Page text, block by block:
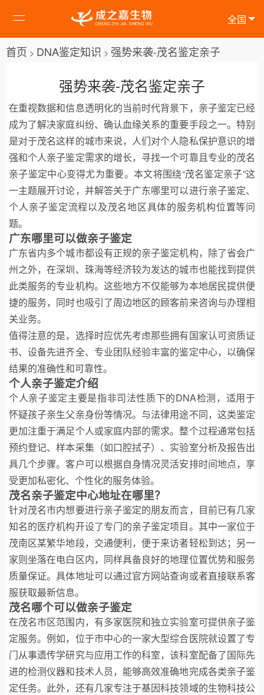
全国
首页 > DNA鉴定知识 > 强势来袭-茂名鉴定亲子
强势来袭-茂名鉴定亲子
在重视数据和信息透明化的当前时代背景下，亲子鉴定已经
成为了解决家庭纠纷、确认血缘关系的重要手段之一。特别
是对于茂名这样的城市来说，人们对个人隐私保护意识的增
强和个人亲子鉴定需求的增长，寻找一个可靠且专业的茂名
亲子鉴定中心变得尤为重要。本文将围绕“茂名鉴定亲子”这
一主题展开讨论，并解答关于广东哪里可以进行亲子鉴定、
个人亲子鉴定流程以及茂名地区具体的服务机构位置等问
题。
广东哪里可以做亲子鉴定
广东省内多个城市都设有正规的亲子鉴定机构，除了省会广
州之外，在深圳、珠海等经济较为发达的城市也能找到提供
此类服务的专业机构。这些地方不仅能够为本地居民提供便
捷的服务，同时也吸引了周边地区的顾客前来咨询与办理相
关业务。
值得注意的是，选择时应优先考虑那些拥有国家认可资质证
书、设备先进齐全、专业团队经验丰富的鉴定中心，以确保
结果的准确性和可靠性。
个人亲子鉴定介绍
个人亲子鉴定主要是指非司法性质下的DNA检测，适用于
怀疑孩子亲生父亲身份等情况。与法律用途不同，这类鉴定
更加注重于满足个人或家庭内部的需求。整个过程通常包括
预约登记、样本采集（如口腔拭子）、实验室分析及报告出
具几个步骤。客户可以根据自身情况灵活安排时间地点，享
受更加私密化、个性化的服务体验。
茂名亲子鉴定中心地址在哪里？
针对茂名市内想要进行亲子鉴定的朋友而言，目前已有几家
知名的医疗机构开设了专门的亲子鉴定项目。其中一家位于
茂南区某繁华地段，交通便利，便于来访者轻松到达；另一
家则坐落在电白区内，同样具备良好的地理位置优势和服务
质量保证。具体地址可以通过官方网站查询或者直接联系客
服获取最新信息。
茂名哪个可以做亲子鉴定
在茂名市区范围内，有多家医院和独立实验室可提供亲子鉴
定服务。例如，位于市中心的一家大型综合医院就设置了专
门从事遗传学研究与应用工作的科室，该科室配备了国际先
进的检测仪器和技术人员，能够高效准确地完成各类亲子鉴
定任务。此外，还有几家专注于基因科技领域的生物科技公